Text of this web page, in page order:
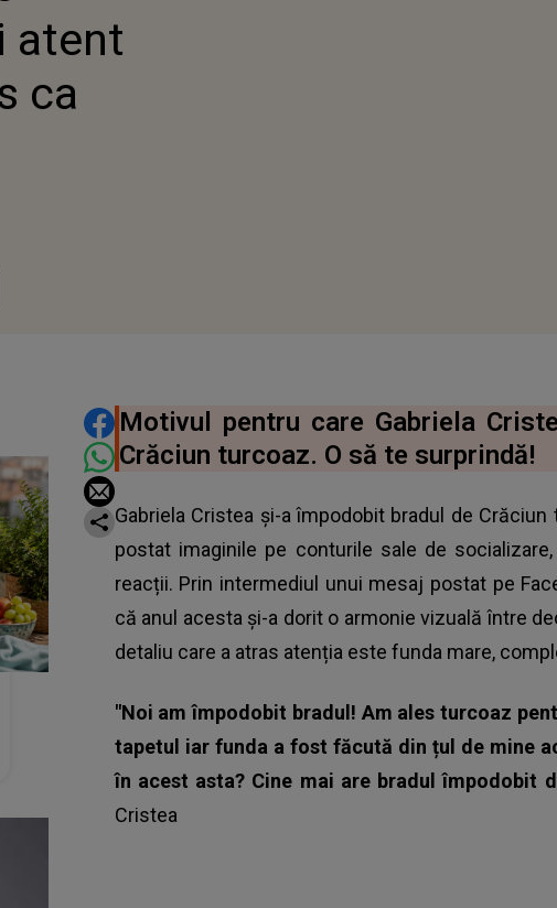
atent
ca
DISTRIBUIE ARTICOLUL
Motivul pentru care Gabriela
Crăciun turcoaz. O să te surprindă!
Gabriela Cristea și-a împodobit bradul de
postat imaginile pe conturile sale de
reacții. Prin intermediul unui mesaj postat pe
că anul acesta și-a dorit o armonie vizuală între
detaliu care a atras atenția este funda mare,
"Noi am împodobit bradul! Am ales turcoaz
tapetul iar funda a fost făcută din țul de mine
în acest asta? Cine mai are bradul împodobit
Cristea